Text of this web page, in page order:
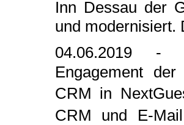
Inn Dessau der
und modernisiert.
04.06.2019 -
Engagement
CRM in
CRM und E-